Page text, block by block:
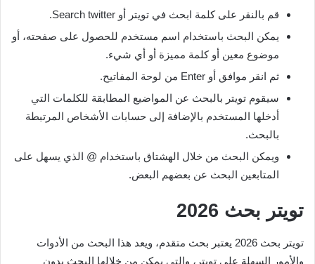
قم بالنقر على كلمة ابحث في تويتر أو Search twitter.
يمكن البحث باستخدام اسم مستخدم للحصول على صفحته، أو
موضوع معين أو كلمة مميزة أو أي شيء.
ثم انقر موافق أو Enter من لوحة المفاتيح.
سيقوم تويتر بالبحث عن المواضيع المطابقة للكلمات التي
أدخلها المستخدم بالإضافة إلى حسابات الأشخاص المرتبطة
بالبحث.
ويمكن البحث من خلال الهشتاق باستخدام @ الذي يسهل على
المتابعين البحث عن بعضهم البعض.
تويتر بحث 2026
تويتر بحث 2026 يعتبر بحث متقدم، ويعد هذا البحث من الأدوات
والأمور السهلة على تويتر، والتي يمكن من خلالها البحث بدون